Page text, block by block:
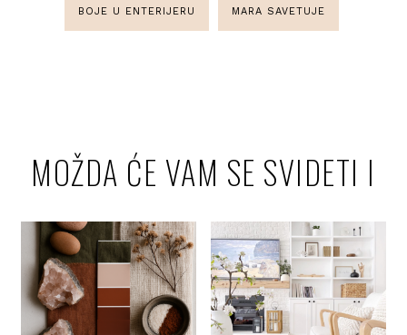
BOJE U ENTERIJERU MARA SAVETUJE
MOŽDA ĆE VAM SE SVIDETI I